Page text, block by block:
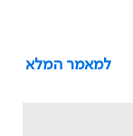
למאמר המלא